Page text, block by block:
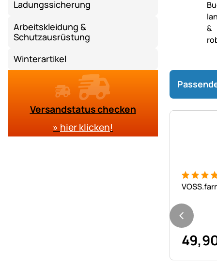
Ladungssicherung
Arbeitskleidung &
Schutzausrüstung
Winterartikel
Versandstatus checken
» hier klicken!
3
49,